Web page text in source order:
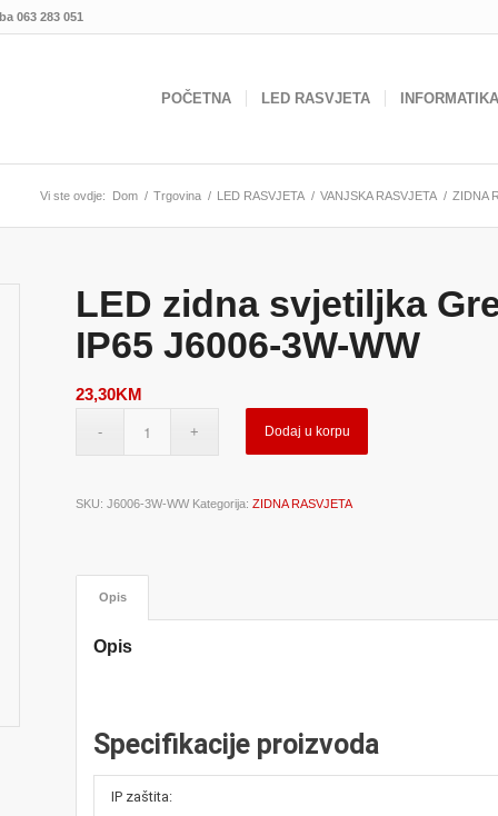
063 283 051
POČETNA LED RASVJETA INFORMATIKA
Vi ste ovdje: Dom / Trgovina / LED RASVJETA / VANJSKA RASVJETA / ZIDNA
LED zidna svjetiljka
IP65 J6006-3W-WW
23,30KM
Dodaj u korpu
SKU:J6006-3W-WW Kategorija:ZIDNA RASVJETA
Opis
Opis
Specifikacije proizvoda
IP zaštita: